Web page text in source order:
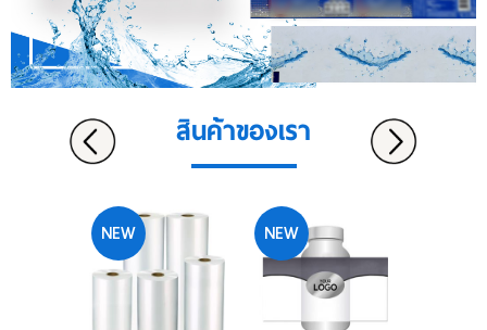
สินค้าของเรา
NEW NEW